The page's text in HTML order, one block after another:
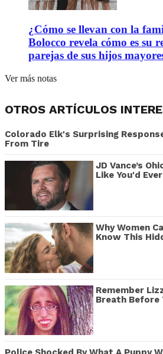
¿Cómo se llevan con la
Bolocco revela cómo es su
parejas de sus hijos
Ver más notas
OTROS ARTÍCULOS
Colorado Elk's Surprising
From Tire
JD Vance’s
Like You'd
Why Women
Know This
Remember
Breath Before